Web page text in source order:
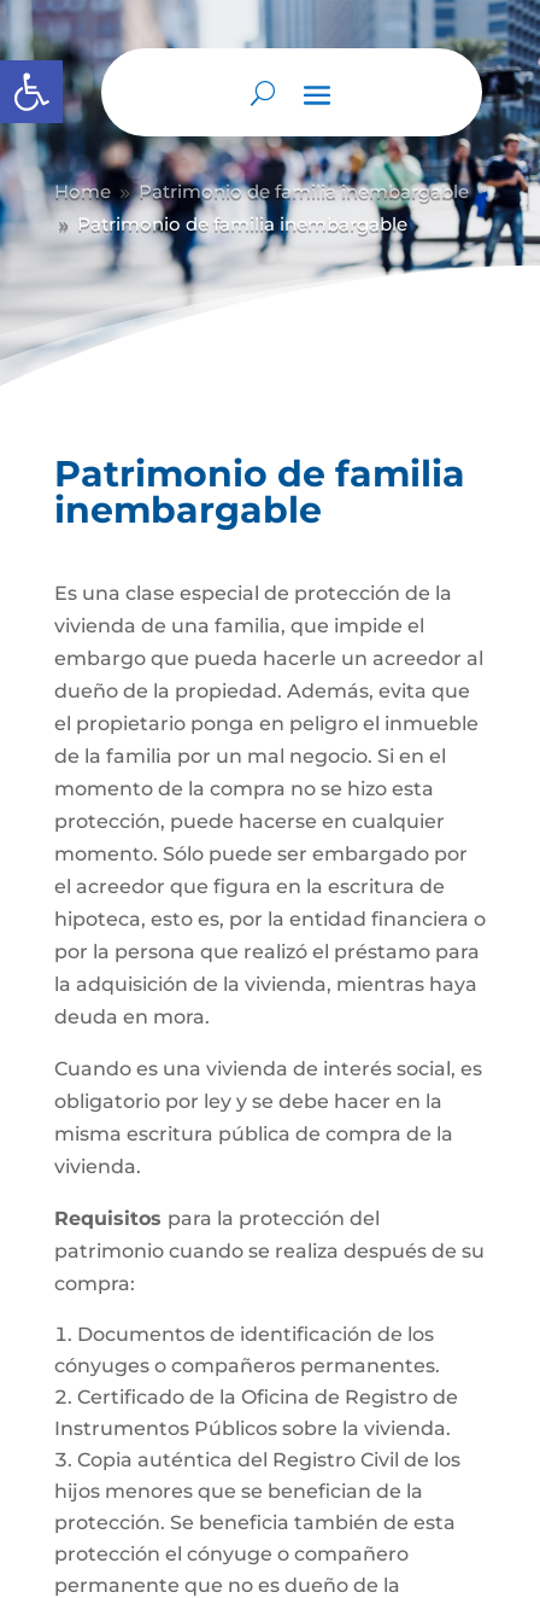
Abrir barra de herramientas
Home 9 Patrimonio de familia inembargable
9 Patrimonio de familia inembargable
Patrimonio de familia
inembargable
Es una clase especial de protección de la
vivienda de una familia, que impide el
embargo que pueda hacerle un acreedor al
dueño de la propiedad. Además, evita que
el propietario ponga en peligro el inmueble
de la familia por un mal negocio. Si en el
momento de la compra no se hizo esta
protección, puede hacerse en cualquier
momento. Sólo puede ser embargado por
el acreedor que figura en la escritura de
hipoteca, esto es, por la entidad financiera o
por la persona que realizó el préstamo para
la adquisición de la vivienda, mientras haya
deuda en mora.
Cuando es una vivienda de interés social, es
obligatorio por ley y se debe hacer en la
misma escritura pública de compra de la
vivienda.
Requisitos para la protección del
patrimonio cuando se realiza después de su
compra:
Documentos de identificación de los
cónyuges o compañeros permanentes.
Certificado de la Oficina de Registro de
Instrumentos Públicos sobre la vivienda.
Copia auténtica del Registro Civil de los
hijos menores que se benefician de la
protección. Se beneficia también de esta
protección el cónyuge o compañero
permanente que no es dueño de la